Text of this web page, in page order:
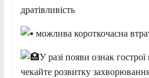
дратівливість
можлива короткочасна
У разі появи ознак
чекайте розвитку